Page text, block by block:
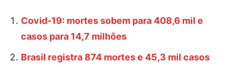
Covid-19: mortes sobem para 408,6 mil e
casos para 14,7 milhões
Brasil registra 874 mortes e 45,3 mil casos